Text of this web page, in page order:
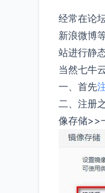
经常在论
新浪微博
站进行静
当然七牛
一、首先
二、注册
像存储>>